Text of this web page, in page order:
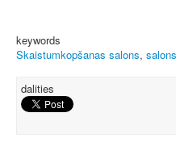
keywords
Skaistumkopšanas salons,
dalities